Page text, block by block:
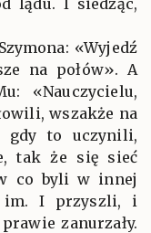
«Wyjedź
na połów». A
«Nauczycielu,
wszakże na
gdy to uczynili,
tak że się sieć
co byli w innej
im. I przyszli, i
zanurzały.